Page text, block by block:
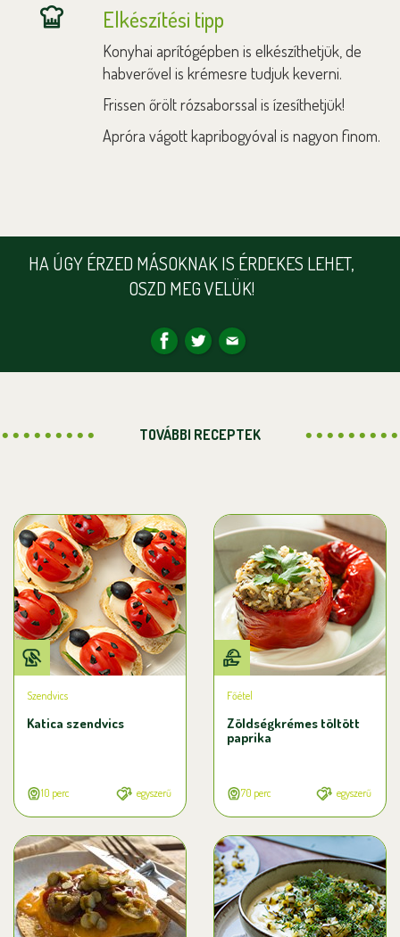
Elkészítési tipp
Konyhai aprítógépben is elkészíthetjük, de
habverővel is krémesre tudjuk keverni.
Frissen őrölt rózsaborssal is ízesíthetjük!
Apróra vágott kapribogyóval is nagyon finom.
HA ÚGY ÉRZED MÁSOKNAK IS ÉRDEKES LEHET,
OSZD MEG VELÜK!
TOVÁBBI RECEPTEK
Szendvics
Katica szendvics
10 perc egyszerű
Főétel
Zöldségkrémes töltött
paprika
70 perc egyszerű